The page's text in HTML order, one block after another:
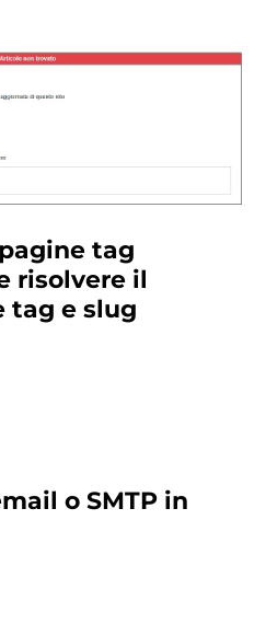
tag
risolvere il
tag e slug
o SMTP in